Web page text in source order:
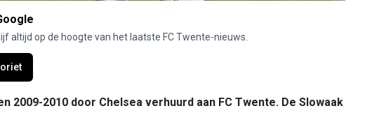
altijd op de hoogte van het laatste FC Twente-nieuws.
2009-2010 door Chelsea verhuurd aan FC Twente. De Slowaak